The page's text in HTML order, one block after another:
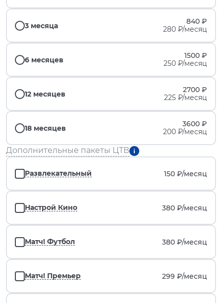
3 месяца
840 ₽
280 ₽/месяц
6 месяцев
1500 ₽
250 ₽/месяц
12 месяцев
2700 ₽
225 ₽/месяц
18 месяцев
3600 ₽
200 ₽/месяц
Дополнительные пакеты ЦТВ
Развлекательный 150 ₽/месяц
Настрой Кино 380 ₽/месяц
Матч! Футбол 380 ₽/месяц
Матч! Премьер 299 ₽/месяц